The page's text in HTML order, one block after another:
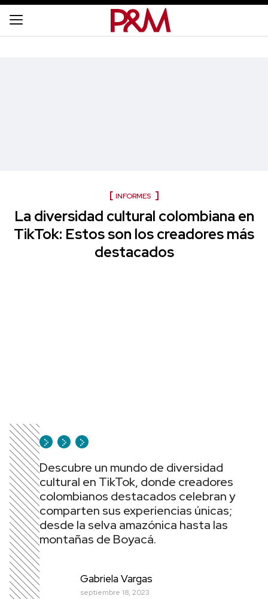
INFORMES
La diversidad cultural colombiana en
TikTok: Estos son los creadores más
destacados
Descubre un mundo de diversidad
cultural en TikTok, donde creadores
colombianos destacados celebran y
comparten sus experiencias únicas;
desde la selva amazónica hasta las
montañas de Boyacá.
Gabriela Vargas
septiembre 18, 2023